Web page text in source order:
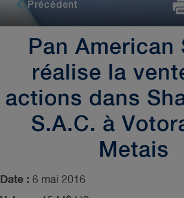
Précédent
Pan American
réalise la
actions dans
S.A.C. à
Metais
Date : 6 mai 2016